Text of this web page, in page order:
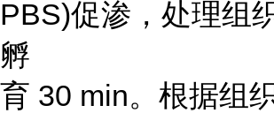
PBS)促渗，处理组
孵
育 30 min。根据组